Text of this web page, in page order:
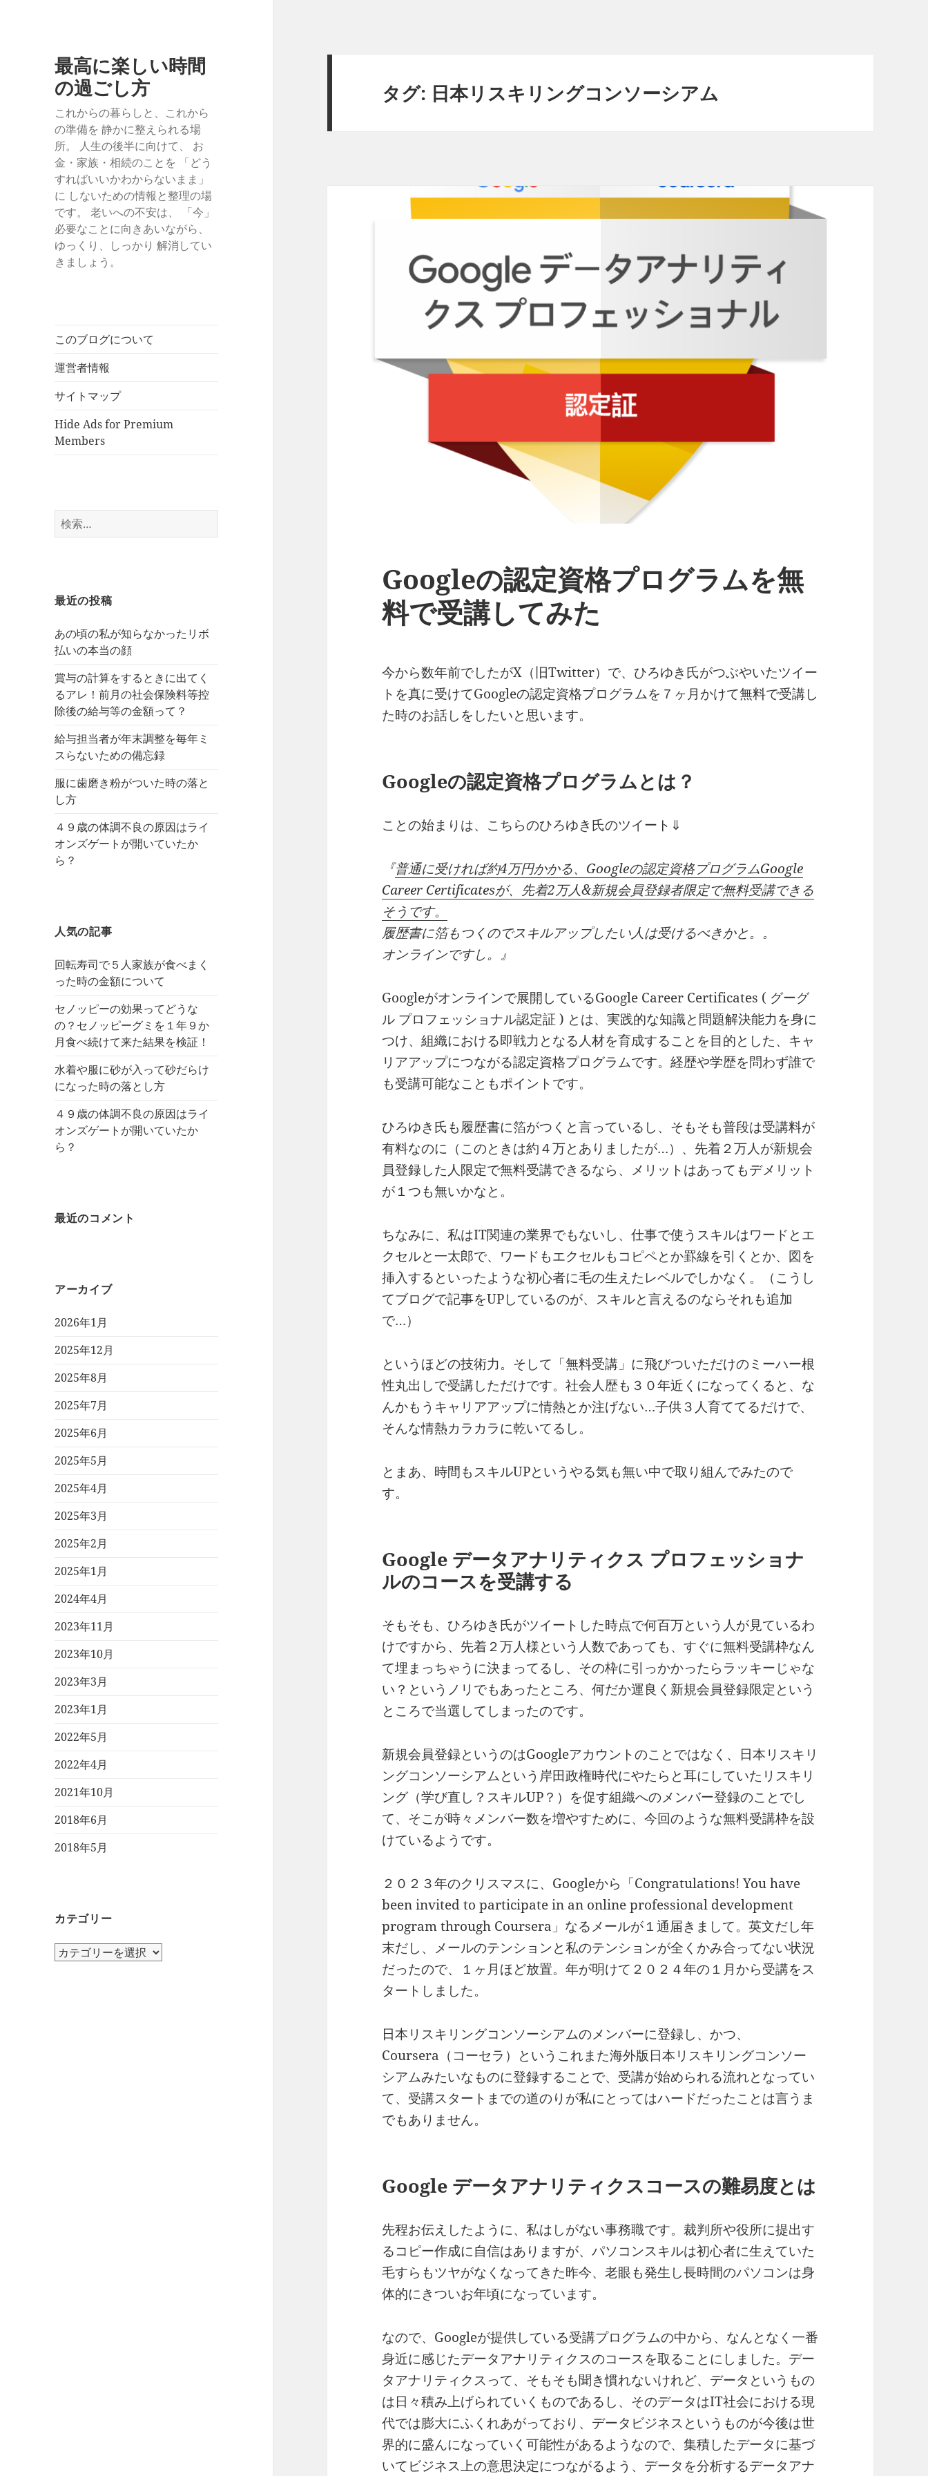
最高に楽しい時間
の過ごし方
これからの暮らしと、これから
の準備を 静かに整えられる場
所。 人生の後半に向けて、 お
金・家族・相続のことを 「どう
すればいいかわからないまま」
に しないための情報と整理の場
です。 老いへの不安は、 「今」
必要なことに向きあいながら、
ゆっくり、しっかり 解消してい
きましょう。
このブログについて
運営者情報
サイトマップ
Hide Ads for Premium
Members
検
索:
最近の投稿
あの頃の私が知らなかったリボ
払いの本当の顔
賞与の計算をするときに出てく
るアレ！前月の社会保険料等控
除後の給与等の金額って？
給与担当者が年末調整を毎年ミ
スらないための備忘録
服に歯磨き粉がついた時の落と
し方
４９歳の体調不良の原因はライ
オンズゲートが開いていたか
ら？
人気の記事
回転寿司で５人家族が食べまく
った時の金額について
セノッピーの効果ってどうな
の？セノッピーグミを１年９か
月食べ続けて来た結果を検証！
水着や服に砂が入って砂だらけ
になった時の落とし方
４９歳の体調不良の原因はライ
オンズゲートが開いていたか
ら？
最近のコメント
アーカイブ
2026年1月
2025年12月
2025年8月
2025年7月
2025年6月
2025年5月
2025年4月
2025年3月
2025年2月
2025年1月
2024年4月
2023年11月
2023年10月
2023年3月
2023年1月
2022年5月
2022年4月
2021年10月
2018年6月
2018年5月
カテゴリー
カ
タグ: 日本リスキリングコンソーシアム
Googleの認定資格プログラムを無
料で受講してみた
今から数年前でしたがX（旧Twitter）で、ひろゆき氏がつぶやいたツイー
トを真に受けてGoogleの認定資格プログラムを７ヶ月かけて無料で受講し
た時のお話しをしたいと思います。
Googleの認定資格プログラムとは？
ことの始まりは、こちらのひろゆき氏のツイート⇓
『普通に受ければ約4万円かかる、Googleの認定資格プログラムGoogle
Career Certificatesが、先着2万人&新規会員登録者限定で無料受講できる
そうです。
履歴書に箔もつくのでスキルアップしたい人は受けるべきかと。。
オンラインですし。』
Googleがオンラインで展開しているGoogle Career Certificates ( グーグ
ル プロフェッショナル認定証 ) とは、実践的な知識と問題解決能力を身に
つけ、組織における即戦力となる人材を育成することを目的とした、キャ
リアアップにつながる認定資格プログラムです。経歴や学歴を問わず誰で
も受講可能なこともポイントです。
ひろゆき氏も履歴書に箔がつくと言っているし、そもそも普段は受講料が
有料なのに（このときは約４万とありましたが…）、先着２万人が新規会
員登録した人限定で無料受講できるなら、メリットはあってもデメリット
が１つも無いかなと。
ちなみに、私はIT関連の業界でもないし、仕事で使うスキルはワードとエ
クセルと一太郎で、ワードもエクセルもコピペとか罫線を引くとか、図を
挿入するといったような初心者に毛の生えたレベルでしかなく。（こうし
てブログで記事をUPしているのが、スキルと言えるのならそれも追加
で…）
というほどの技術力。そして「無料受講」に飛びついただけのミーハー根
性丸出しで受講しただけです。社会人歴も３０年近くになってくると、な
んかもうキャリアアップに情熱とか注げない…子供３人育ててるだけで、
そんな情熱カラカラに乾いてるし。
とまあ、時間もスキルUPというやる気も無い中で取り組んでみたので
す。
Google データアナリティクス プロフェッショナ
ルのコースを受講する
そもそも、ひろゆき氏がツイートした時点で何百万という人が見ているわ
けですから、先着２万人様という人数であっても、すぐに無料受講枠なん
て埋まっちゃうに決まってるし、その枠に引っかかったらラッキーじゃな
い？というノリでもあったところ、何だか運良く新規会員登録限定という
ところで当選してしまったのです。
新規会員登録というのはGoogleアカウントのことではなく、日本リスキリ
ングコンソーシアムという岸田政権時代にやたらと耳にしていたリスキリ
ング（学び直し？スキルUP？）を促す組織へのメンバー登録のことでし
て、そこが時々メンバー数を増やすために、今回のような無料受講枠を設
けているようです。
２０２３年のクリスマスに、Googleから「Congratulations! You have
been invited to participate in an online professional development
program through Coursera」なるメールが１通届きまして。英文だし年
末だし、メールのテンションと私のテンションが全くかみ合ってない状況
だったので、１ヶ月ほど放置。年が明けて２０２４年の１月から受講をス
タートしました。
日本リスキリングコンソーシアムのメンバーに登録し、かつ、
Coursera（コーセラ）というこれまた海外版日本リスキリングコンソー
シアムみたいなものに登録することで、受講が始められる流れとなってい
て、受講スタートまでの道のりが私にとってはハードだったことは言うま
でもありません。
Google データアナリティクスコースの難易度とは
先程お伝えしたように、私はしがない事務職です。裁判所や役所に提出す
るコピー作成に自信はありますが、パソコンスキルは初心者に生えていた
毛すらもツヤがなくなってきた昨今、老眼も発生し長時間のパソコンは身
体的にきついお年頃になっています。
なので、Googleが提供している受講プログラムの中から、なんとなく一番
身近に感じたデータアナリティクスのコースを取ることにしました。デー
タアナリティクスって、そもそも聞き慣れないけれど、データというもの
は日々積み上げられていくものであるし、そのデータはIT社会における現
代では膨大にふくれあがっており、データビジネスというものが今後は世
界的に盛んになっていく可能性があるようなので、集積したデータに基づ
いてビジネス上の意思決定につながるよう、データを分析するデータアナ